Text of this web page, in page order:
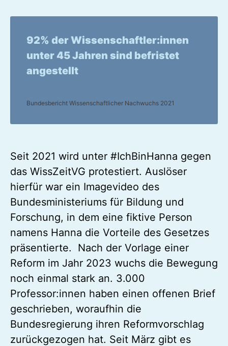
92% der Wissenschaftler:innen
unter 45 Jahren sind befristet
angestellt
Bundesbericht Wissenschaftlicher Nachwuchs 2021
Seit 2021 wird unter #IchBinHanna gegen
das WissZeitVG protestiert. Auslöser
hierfür war ein Imagevideo des
Bundesministeriums für Bildung und
Forschung, in dem eine fiktive Person
namens Hanna die Vorteile des Gesetzes
präsentierte. Nach der Vorlage einer
Reform im Jahr 2023 wuchs die Bewegung
noch einmal stark an. 3.000
Professor:innen haben einen offenen Brief
geschrieben, woraufhin die
Bundesregierung ihren Reformvorschlag
zurückgezogen hat. Seit März gibt es